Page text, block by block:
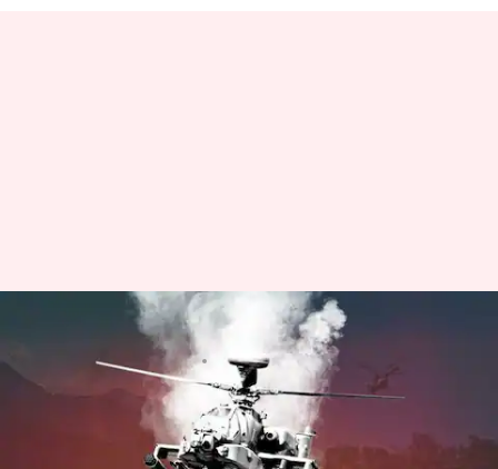
గుడి గోపురంపై కుప్పకూలిన విమానం
Jan 06, 2023 11:29 am
ఈ వార్తాకథనం ఏంటి